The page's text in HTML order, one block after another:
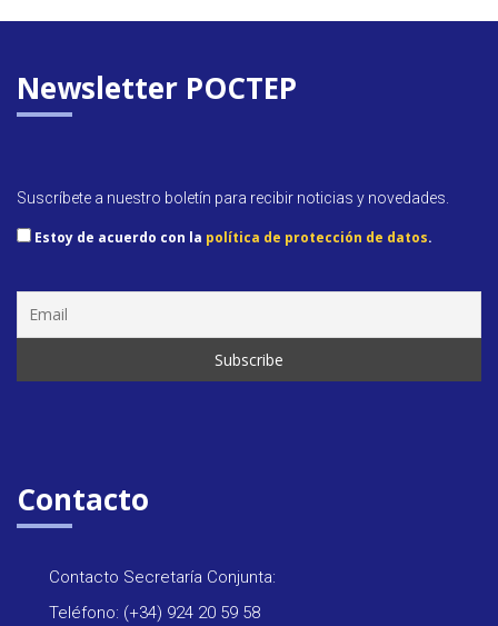
Newsletter POCTEP
Suscríbete a nuestro boletín para recibir noticias y novedades.
Estoy de acuerdo con la política de protección de datos.
Contacto
Contacto Secretaría Conjunta:
Teléfono: (+34) 924 20 59 58